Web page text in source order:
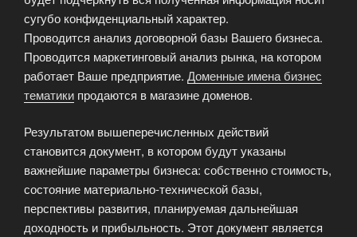
сугубо конфиденциальный характер.
Проводится анализ договорной базы Вашего бизнеса.
Проводится маркетинговый анализ рынка, на котором
работает Ваше предприятие. Доменные имена бизнес
тематики продаются в магазине доменов.
Результатом вышеперечисленных действий
становится документ, в котором будут указаны
важнейшие параметры бизнеса: собственно стоимость,
состояние материально-технической базы,
перспективы развития, планируемая дальнейшая
доходность и прибыльность. Этот документ является